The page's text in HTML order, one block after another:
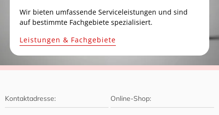
Wir bieten umfassende Serviceleistungen und sind
auf bestimmte Fachgebiete spezialisiert.
Leistungen & Fachgebiete
Kontaktadresse: Online-Shop: